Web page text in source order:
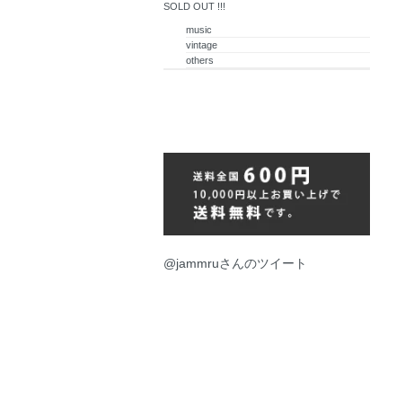
SOLD OUT !!!
music
vintage
others
@jammruさんのツイート